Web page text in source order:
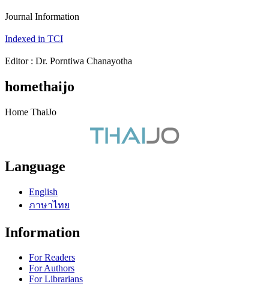
Journal Information
Indexed in TCI
Editor : Dr. Porntiwa Chanayotha
homethaijo
Home ThaiJo
Language
English
ภาษาไทย
Information
For Readers
For Authors
For Librarians